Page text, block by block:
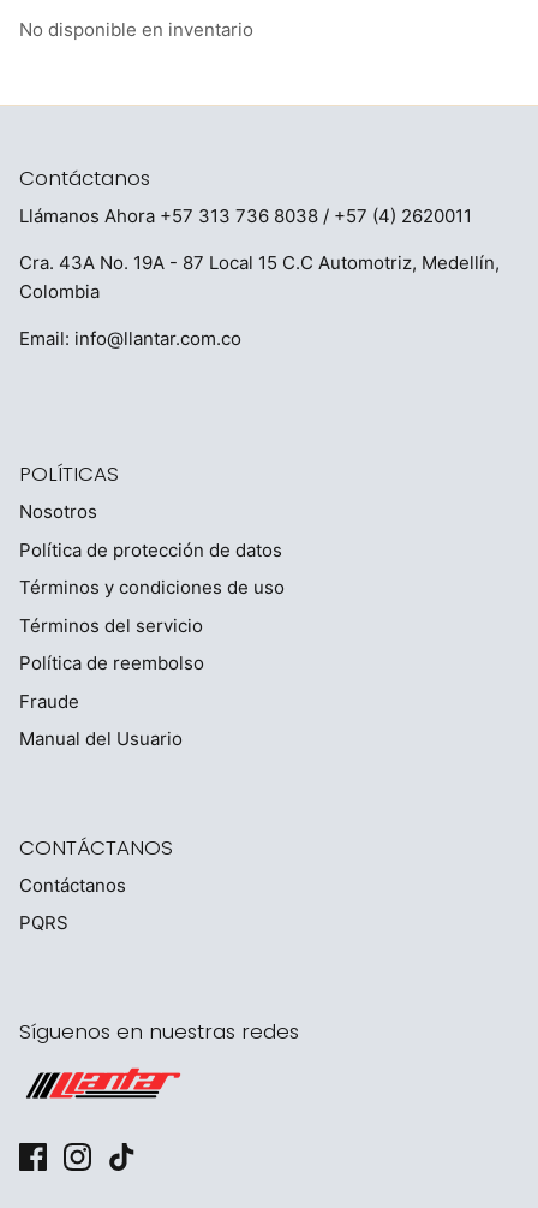
No disponible en inventario
Contáctanos
Llámanos Ahora +57 313 736 8038 / +57 (4) 2620011
Cra. 43A No. 19A - 87 Local 15 C.C Automotriz, Medellín,
Colombia
Email: info@llantar.com.co
POLÍTICAS
Nosotros
Política de protección de datos
Términos y condiciones de uso
Términos del servicio
Política de reembolso
Fraude
Manual del Usuario
CONTÁCTANOS
Contáctanos
PQRS
Síguenos en nuestras redes